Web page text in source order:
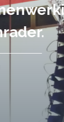
tot